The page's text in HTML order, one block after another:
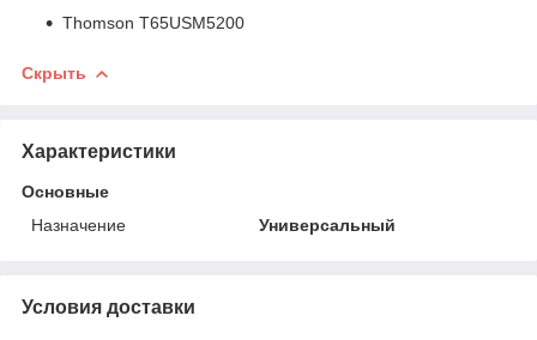
Thomson T65USM5200
Скрыть
Характеристики
Основные
Назначение
Универсальный
Условия доставки